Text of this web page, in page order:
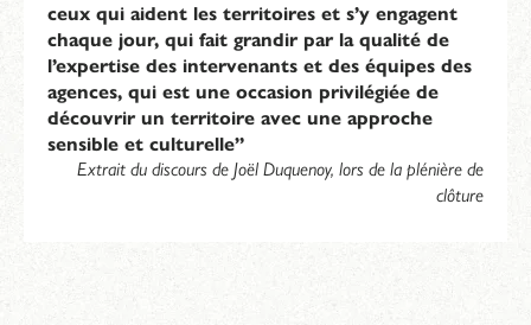
ceux qui aident les territoires et s’y engagent
chaque jour, qui fait grandir par la qualité de
l’expertise des intervenants et des équipes des
agences, qui est une occasion privilégiée de
découvrir un territoire avec une approche
sensible et culturelle”
Extrait du discours de Joël Duquenoy, lors de la plénière de
clôture